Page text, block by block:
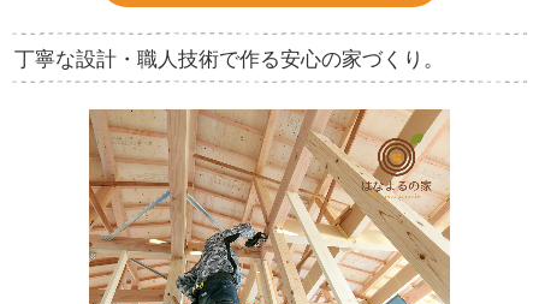
丁寧な設計・職人技術で作る安心の家づくり。